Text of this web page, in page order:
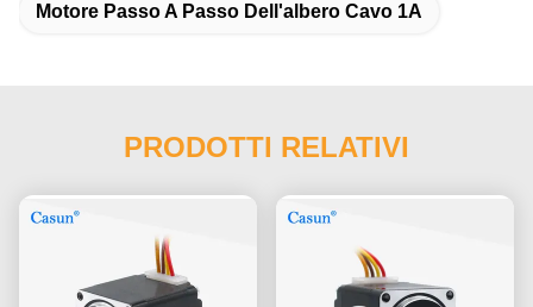
Motore Passo A Passo Dell'albero Cavo 1A
PRODOTTI RELATIVI